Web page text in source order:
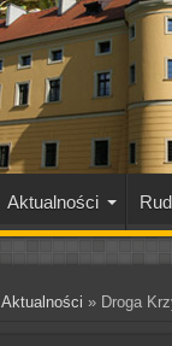
Aktualności
Aktualności » Droga